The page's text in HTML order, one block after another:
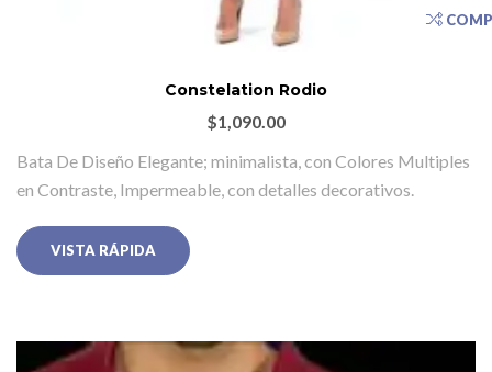
Constelation Rodio
$1,090.00
Bata De Diseño Elegante; minimalista, con Colores Multiples
en Contraste, Impermeable, con detalles decorativos.
VISTA RÁPIDA